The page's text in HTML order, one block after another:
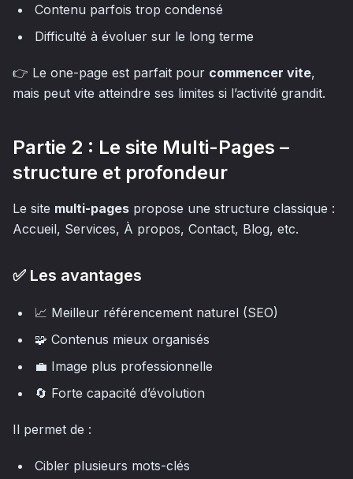
Contenu parfois trop condensé
Difficulté à évoluer sur le long terme
👉 Le one-page est parfait pour commencer vite,
mais peut vite atteindre ses limites si l’activité grandit.
Partie 2 : Le site Multi-Pages –
structure et profondeur
Le site multi-pages propose une structure classique :
Accueil, Services, À propos, Contact, Blog, etc.
✅ Les avantages
📈 Meilleur référencement naturel (SEO)
🧩 Contenus mieux organisés
💼 Image plus professionnelle
🔄 Forte capacité d’évolution
Il permet de :
Cibler plusieurs mots-clés